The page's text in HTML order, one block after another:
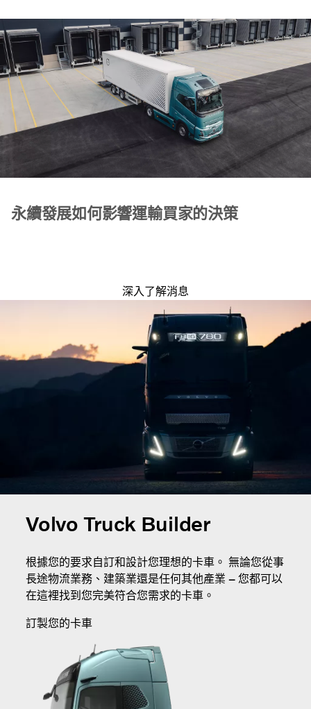
永續發展如何影響運輸買家的決策
深入了解消息
Volvo Truck Builder
根據您的要求自訂和設計您理想的卡車。 無論您從事
長途物流業務、建築業還是任何其他產業– 您都可以
在這裡找到您完美符合您需求的卡車。
訂製您的卡車